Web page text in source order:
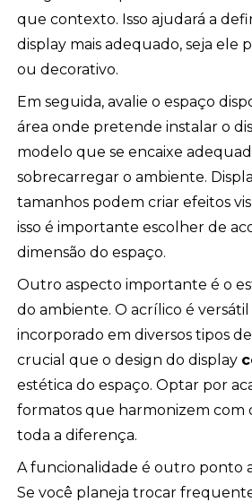
que contexto. Isso ajudará a
display mais adequado, seja ele
ou decorativo.
Em seguida, avalie o espaço
área onde pretende instalar o
modelo que se encaixe
sobrecarregar o ambiente.
tamanhos podem criar efeitos
isso é importante escolher de
dimensão do espaço.
Outro aspecto importante é o
do ambiente. O acrílico é
incorporado em diversos tipos
crucial que o design do display
estética do espaço. Optar por
formatos que harmonizem com
toda a diferença.
A funcionalidade é outro ponto
Se você planeja trocar